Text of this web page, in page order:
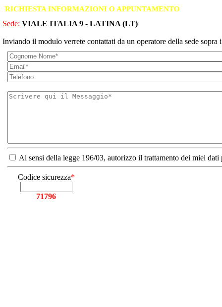
RICHIESTA INFORMAZIONI O APPUNTAMENTO
Sede: VIALE ITALIA 9 - LATINA (LT)
Inviando il modulo verrete contattati da un operatore della sede sopra
Ai sensi della legge 196/03, autorizzo il trattamento dei miei
Codice sicurezza*
71796